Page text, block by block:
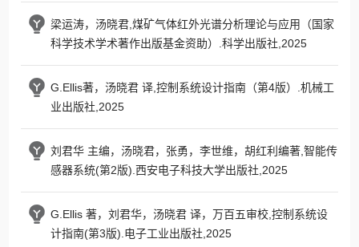
梁运涛，汤晓君,煤矿气体红外光谱分析理论与应用（国家
科学技术学术著作出版基金资助）.科学出版社,2025
G.Ellis著，汤晓君 译,控制系统设计指南（第4版）.机械工
业出版社,2025
刘君华 主编，汤晓君，张勇，李世维，胡红利编著,智能传
感器系统(第2版).西安电子科技大学出版社,2025
G.Ellis 著，刘君华，汤晓君 译，万百五审校,控制系统设
计指南(第3版).电子工业出版社,2025